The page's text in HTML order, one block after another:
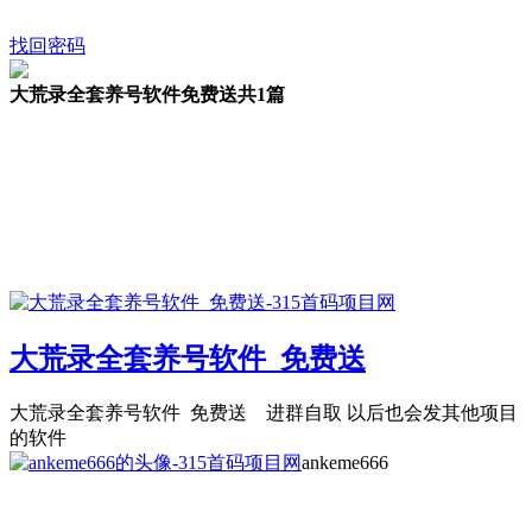
找回密码
大荒录全套养号软件免费送共1篇
大荒录全套养号软件 免费送
大荒录全套养号软件 免费送 进群自取 以后也会发其他项目
的软件
ankeme666